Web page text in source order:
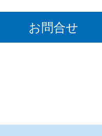
お問合せ